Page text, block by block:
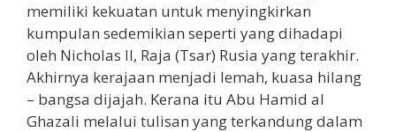
memiliki kekuatan untuk menyingkirkan
kumpulan sedemikian seperti yang dihadapi
oleh Nicholas II, Raja (Tsar) Rusia yang terakhir.
Akhirnya kerajaan menjadi lemah, kuasa hilang
– bangsa dijajah. Kerana itu Abu Hamid al
Ghazali melalui tulisan yang terkandung dalam